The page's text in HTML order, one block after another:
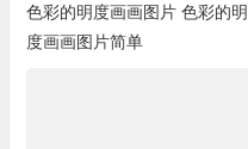
色彩的明度画画图片 色彩的明
度画画图片简单